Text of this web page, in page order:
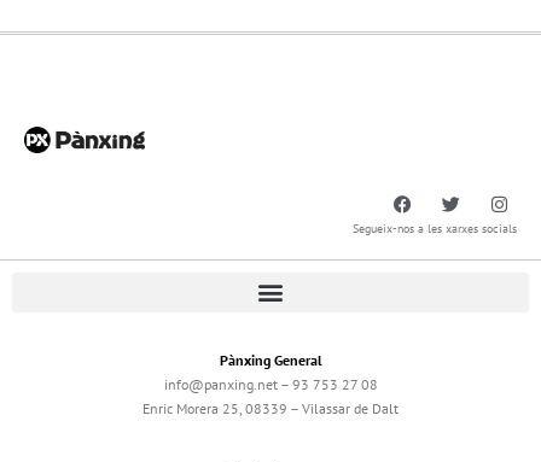
Segueix-nos a les xarxes socials
Pànxing General
info@panxing.net – 93 753 27 08
Enric Morera 25, 08339 – Vilassar de Dalt